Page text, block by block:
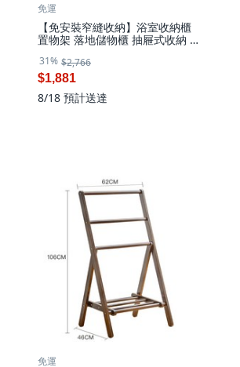
免運
【免安裝窄縫收納】浴室收納櫃
置物架 落地儲物櫃 抽屜式收納 馬
分格 防水防潮 小戶型必備, 3層,
白色 標準款 底部萬向輪
31% $2,766
$1,881
8/18 預計送達
免運